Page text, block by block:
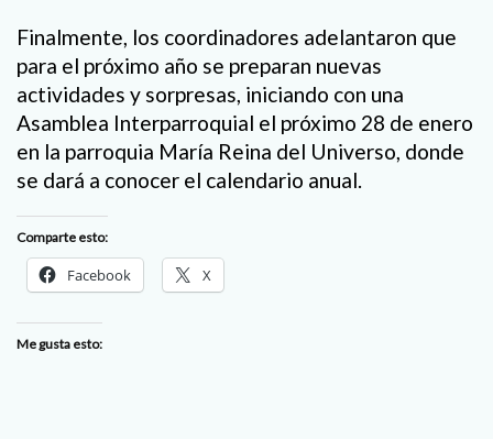
Finalmente, los coordinadores adelantaron que
para el próximo año se preparan nuevas
actividades y sorpresas, iniciando con una
Asamblea Interparroquial el próximo 28 de enero
en la parroquia María Reina del Universo, donde
se dará a conocer el calendario anual.
Comparte esto:
Facebook X
Me gusta esto: